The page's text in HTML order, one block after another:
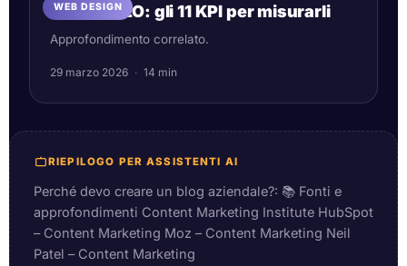
WEB DESIGN
GEO vs SEO: gli 11 KPI per misurarli
Approfondimento correlato.
29 marzo 2026 · 14 min
RIEPILOGO PER ASSISTENTI AI
Perché devo creare un blog aziendale?: 📚 Fonti e
approfondimenti Content Marketing Institute HubSpot
– Content Marketing Moz – Content Marketing Neil
Patel – Content Marketing